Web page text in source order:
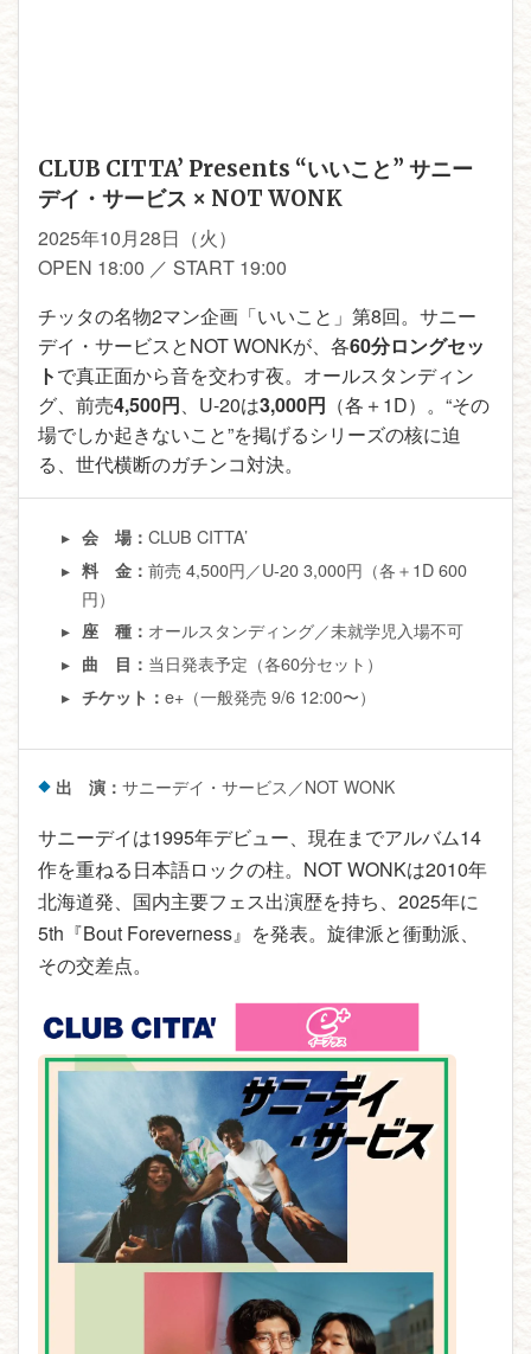
CLUB CITTA’ Presents “いいこと” サニー
デイ・サービス × NOT WONK
2025年10月28日（火）
OPEN 18:00 ／ START 19:00
チッタの名物2マン企画「いいこと」第8回。サニー
デイ・サービスとNOT WONKが、各60分ロングセッ
トで真正面から音を交わす夜。オールスタンディン
グ、前売4,500円 、U-20は3,000円 （各＋1D）。“その
場でしか起きないこと”を掲げるシリーズの核に迫
る、世代横断のガチンコ対決。
会 場：CLUB CITTA’
料 金：前売 4,500円／U-20 3,000円（各＋1D 600
円）
座 種： オールスタンディング／未就学児入場不可
曲 目： 当日発表予定（各60分セット）
チケット：e+（一般発売 9/6 12:00〜）
出 演：サニーデイ・サービス／NOT WONK
サニーデイは1995年デビュー、現在までアルバム14
作を重ねる日本語ロックの柱。NOT WONKは2010年
北海道発、国内主要フェス出演歴を持ち、2025年に
5th『Bout Foreverness』を発表。旋律派と衝動派、
その交差点。